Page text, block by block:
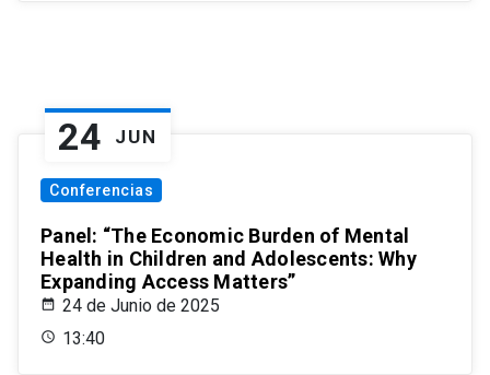
24 JUN
Conferencias
Panel: “The Economic Burden of Mental
Health in Children and Adolescents: Why
Expanding Access Matters”
24 de Junio de 2025
13:40